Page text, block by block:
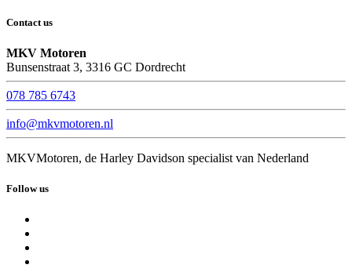
Contact us
MKV Motoren
Bunsenstraat 3, 3316 GC Dordrecht
078 785 6743
info@mkvmotoren.nl
MKVMotoren, de Harley Davidson specialist van Nederland
Follow us